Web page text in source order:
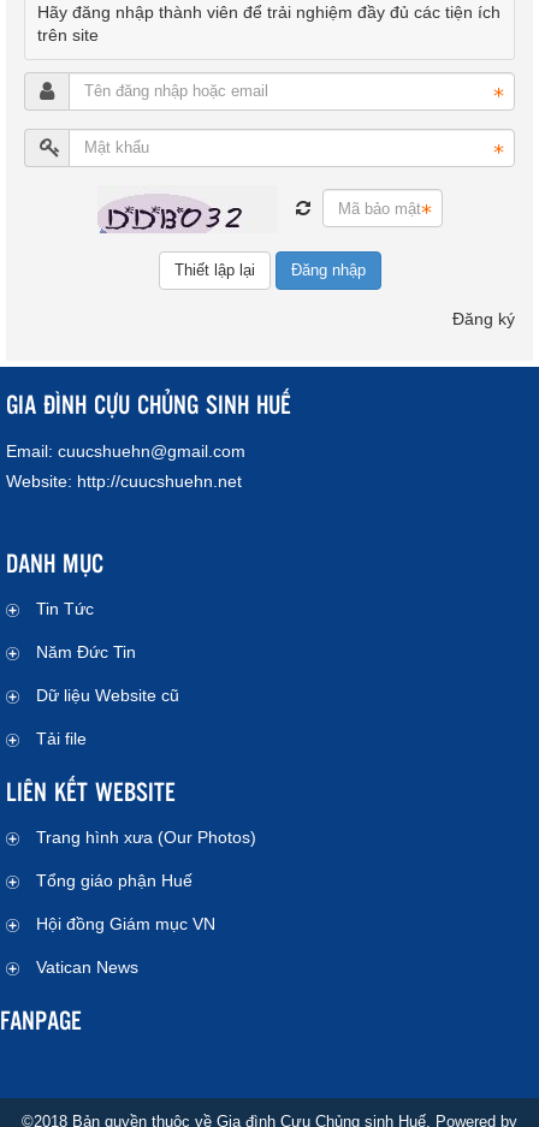
Hãy đăng nhập thành viên để trải nghiệm đầy đủ các tiện ích
trên site
Đăng nhập
Đăng ký
GIA ĐÌNH CỰU CHỦNG SINH HUẾ
Email: cuucshuehn@gmail.com
Website: http://cuucshuehn.net
DANH MỤC
Tin Tức
Năm Đức Tin
Dữ liệu Website cũ
Tải file
LIÊN KẾT WEBSITE
Trang hình xưa (Our Photos)
Tổng giáo phận Huế
Hội đồng Giám mục VN
Vatican News
FANPAGE
©2018 Bản quyền thuộc về Gia đình Cựu Chủng sinh Huế. Powered by